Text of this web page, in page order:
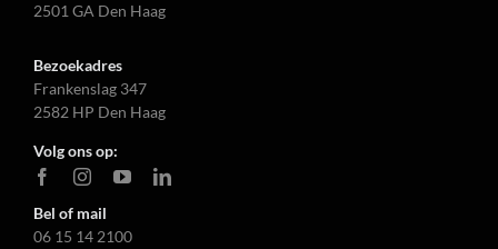
2501 GA Den Haag
Bezoekadres
Frankenslag 347
2582 HP Den Haag
Volg ons op:
Bel of mail
06 15 14 2100